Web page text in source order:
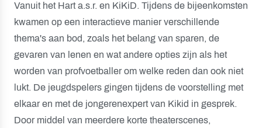
Vanuit het Hart a.s.r. en KiKiD. Tijdens de bijeenkomsten
kwamen op een interactieve manier verschillende
thema's aan bod, zoals het belang van sparen, de
gevaren van lenen en wat andere opties zijn als het
worden van profvoetballer om welke reden dan ook niet
lukt. De jeugdspelers gingen tijdens de voorstelling met
elkaar en met de jongerenexpert van Kikid in gesprek.
Door middel van meerdere korte theaterscenes,